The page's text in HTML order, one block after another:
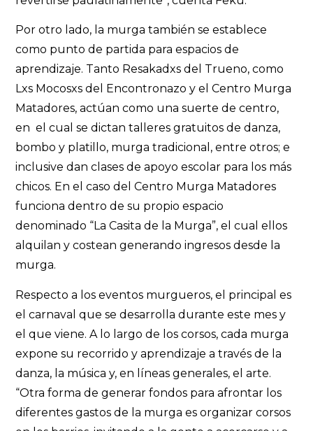
Por otro lado, la murga también se establece
como punto de partida para espacios de
aprendizaje. Tanto Resakadxs del Trueno, como
Lxs Mocosxs del Encontronazo y el Centro Murga
Matadores, actúan como una suerte de centro,
en el cual se dictan talleres gratuitos de danza,
bombo y platillo, murga tradicional, entre otros; e
inclusive dan clases de apoyo escolar para los más
chicos. En el caso del Centro Murga Matadores
funciona dentro de su propio espacio
denominado “La Casita de la Murga”, el cual ellos
alquilan y costean generando ingresos desde la
murga.
Respecto a los eventos murgueros, el principal es
el carnaval que se desarrolla durante este mes y
el que viene. A lo largo de los corsos, cada murga
expone su recorrido y aprendizaje a través de la
danza, la música y, en líneas generales, el arte.
“Otra forma de generar fondos para afrontar los
diferentes gastos de la murga es organizar corsos